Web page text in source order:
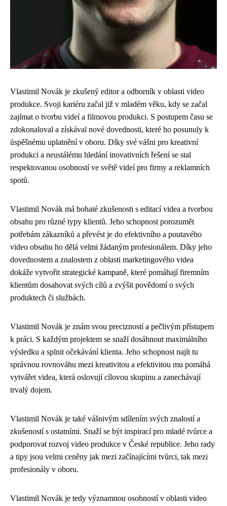
Vlastimil Novák je zkušený editor a odborník v oblasti video
produkce. Svoji kariéru začal již v mladém věku, kdy se začal
zajímat o tvorbu videí a filmovou produkci. S postupem času se
zdokonaloval a získával nové dovednosti, které ho posunuly k
úspěšnému uplatnění v oboru. Díky své vášni pro kreativní
produkci a neustálému hledání inovativních řešení se stal
respektovanou osobností ve světě videí pro firmy a reklamních
spotů.
Vlastimil Novák má bohaté zkušenosti s editací videa a tvorbou
obsahu pro různé typy klientů. Jeho schopnost porozumět
potřebám zákazníků a převést je do efektivního a poutavého
video obsahu ho dělá velmi žádaným profesionálem. Díky jeho
dovednostem a znalostem z oblasti marketingového videa
dokáže vytvořit strategické kampaně, které pomáhají firemním
klientům dosahovat svých cílů a zvýšit povědomí o svých
produktech či službách.
Vlastimil Novák je znám svou precizností a pečlivým přístupem
k práci. S každým projektem se snaží dosáhnout maximálního
výsledku a splnit očekávání klienta. Jeho schopnost najít tu
správnou rovnováhu mezi kreativitou a efektivitou mu pomáhá
vytvářet videa, která oslovují cílovou skupinu a zanechávají
trvalý dojem.
Vlastimil Novák je také vášnivým sdílením svých znalostí a
zkušeností s ostatními. Snaží se být inspirací pro mladé tvůrce a
podporovat rozvoj video produkce v České republice. Jeho rady
a tipy jsou velmi ceněny jak mezi začínajícími tvůrci, tak mezi
profesionály v oboru.
Vlastimil Novák je tedy významnou osobností v oblasti video